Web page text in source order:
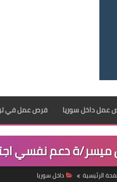
عمل داخل سوريا فرص عمل في
ة دعم نفسي
الرئيسية داخل سوريا